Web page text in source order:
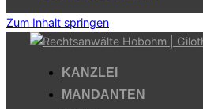
Zum Inhalt springen
KANZLEI
MANDANTEN